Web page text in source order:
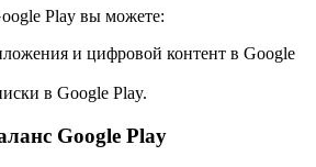
Play вы можете:
и цифровой контент в Google
в Google Play.
Google Play